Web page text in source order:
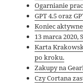
Ogarnianie
GPT 4.5 oraz
Koniec
13 marca 2020,
Karta
po kroku.
Zakupy na
Czy Cortana